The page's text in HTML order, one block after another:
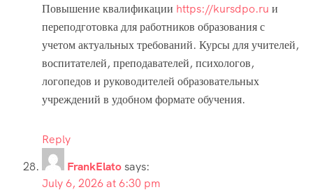
Повышение квалификации https://kursdpo.ru и
переподготовка для работников образования с
учетом актуальных требований. Курсы для учителей,
воспитателей, преподавателей, психологов,
логопедов и руководителей образовательных
учреждений в удобном формате обучения.
Reply
FrankElatosays:
July 6, 2026 at 6:30 pm